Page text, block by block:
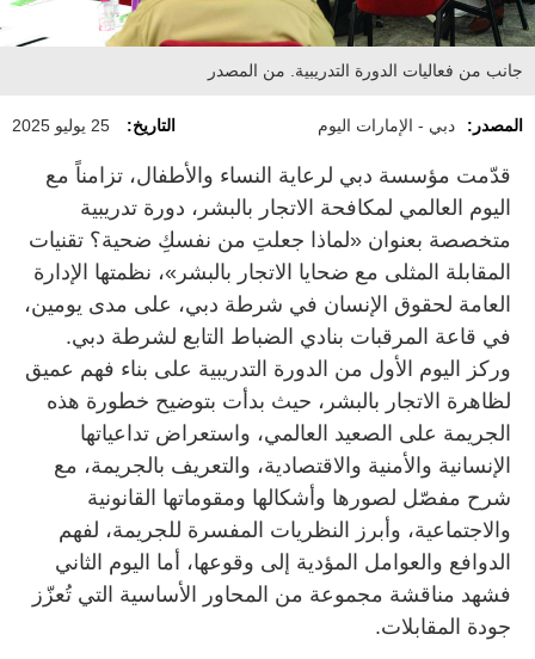
جانب من فعاليات الدورة التدريبية. من المصدر
المصدر: دبي - الإمارات اليوم التاريخ: 25 يوليو 2025
قدّمت مؤسسة دبي لرعاية النساء والأطفال، تزامناً مع
اليوم العالمي لمكافحة الاتجار بالبشر، دورة تدريبية
متخصصة بعنوان «لماذا جعلتِ من نفسكِ ضحية؟ تقنيات
المقابلة المثلى مع ضحايا الاتجار بالبشر»، نظمتها الإدارة
العامة لحقوق الإنسان في شرطة دبي، على مدى يومين،
في قاعة المرقبات بنادي الضباط التابع لشرطة دبي.
وركز اليوم الأول من الدورة التدريبية على بناء فهم عميق
لظاهرة الاتجار بالبشر، حيث بدأت بتوضيح خطورة هذه
الجريمة على الصعيد العالمي، واستعراض تداعياتها
الإنسانية والأمنية والاقتصادية، والتعريف بالجريمة، مع
شرح مفصّل لصورها وأشكالها ومقوماتها القانونية
والاجتماعية، وأبرز النظريات المفسرة للجريمة، لفهم
الدوافع والعوامل المؤدية إلى وقوعها، أما اليوم الثاني
فشهد مناقشة مجموعة من المحاور الأساسية التي تُعزّز
جودة المقابلات.